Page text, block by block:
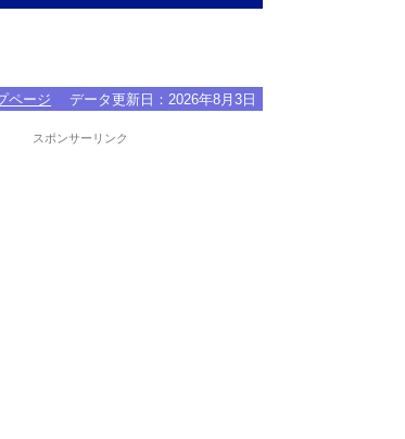
ページ データ更新日： 2026年8月3日
スポンサーリンク